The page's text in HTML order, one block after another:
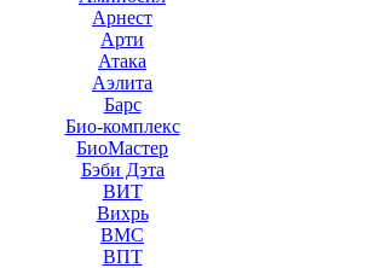
Арнест
Арти
Атака
Аэлита
Барс
Био-комплекс
БиоМастер
Бэби Дэта
ВИТ
Вихрь
ВМС
ВПТ